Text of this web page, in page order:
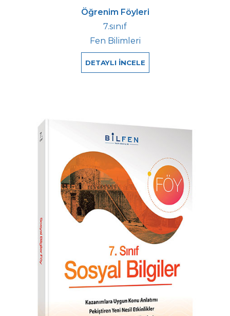
Öğrenim Föyleri
7.sınıf
Fen Bilimleri
DETAYLI İNCELE